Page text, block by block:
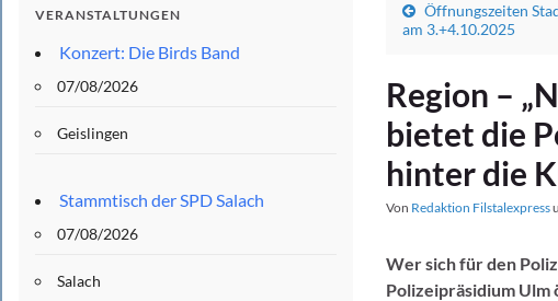
Öffnungszeiten
am 3.+4.10.2025
Region –
bietet die
hinter die
Von Redaktion Filstalexpress
Wer sich für den
Polizeipräsidium Ulm
VERANSTALTUNGEN
Konzert: Die Birds Band
07/08/2026
Geislingen
Stammtisch der SPD Salach
07/08/2026
Salach